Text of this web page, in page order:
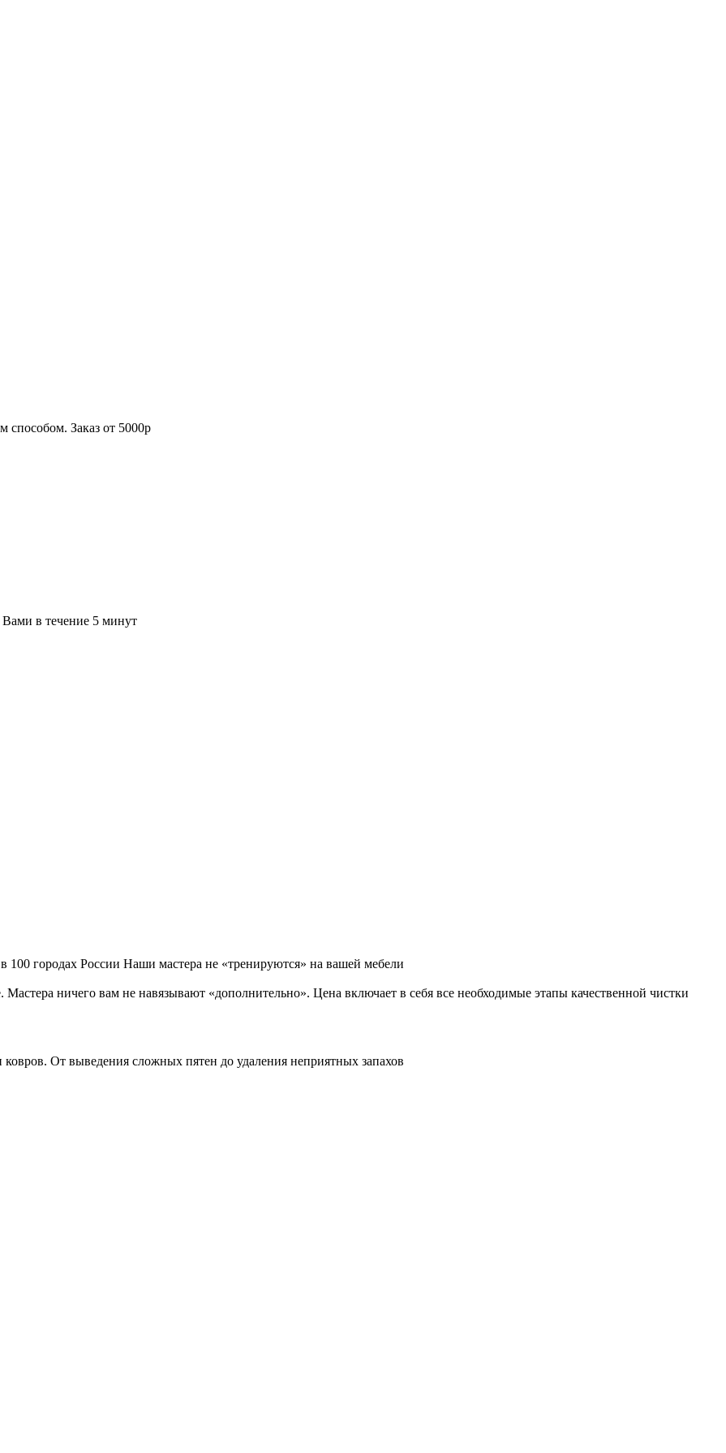
способом. Заказ от 5000р
Вами в течение 5 минут
городах России Наши мастера не «тренируются» на вашей мебели
ничего вам не навязывают «дополнительно». Цена включает в себя все необходимые этапы качественной чистки
От выведения сложных пятен до удаления неприятных запахов